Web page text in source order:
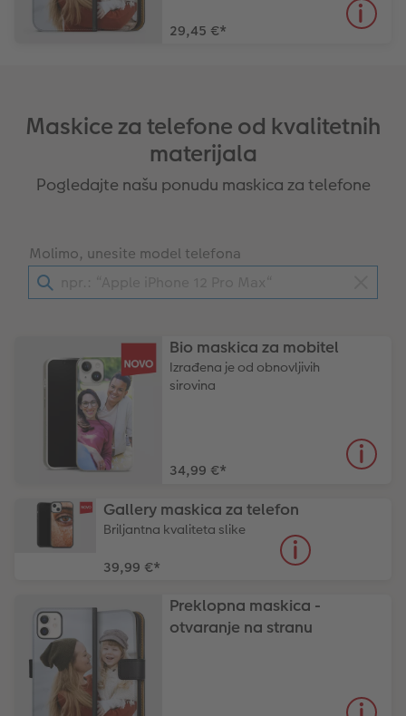
29,45 €*
Maskice za telefone od kvalitetnih
materijala
Pogledajte našu ponudu maskica za telefone
Molimo, unesite model telefona
Preklopna maskica -
otvaranje na stranu
Gallery maskica za telefon
Briljantna kvaliteta slike
39,99 €*
Bio maskica za mobitel
Izrađena je od obnovljivih
sirovina
34,99 €*